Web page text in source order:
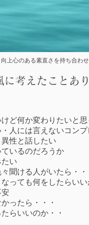
上心のある素直さを持ち合わ
に考えたことあ
ど何か変わりたいと思
人には言えないコン
性と話したい
いるのだろうか
い
聞ける人がいたら・・
っても何をしたらい
ったら・・・
らいいのか・・